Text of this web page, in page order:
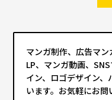
マンガ制作、広告マ
LP、マンガ動画、
イン、ロゴデザイン
います。お気軽にお問